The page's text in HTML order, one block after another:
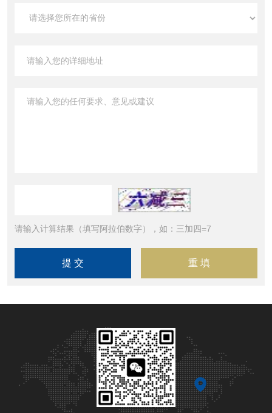
请输入计算结果（填写阿拉伯数字），如：三加四=7